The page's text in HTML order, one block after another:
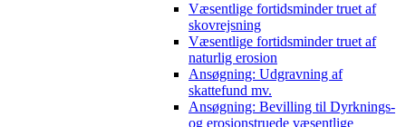
Væsentlige fortidsminder truet af
skovrejsning
Væsentlige fortidsminder truet af
naturlig erosion
Ansøgning: Udgravning af
skattefund mv.
Ansøgning: Bevilling til Dyrknings-
og erosionstruede væsentlige